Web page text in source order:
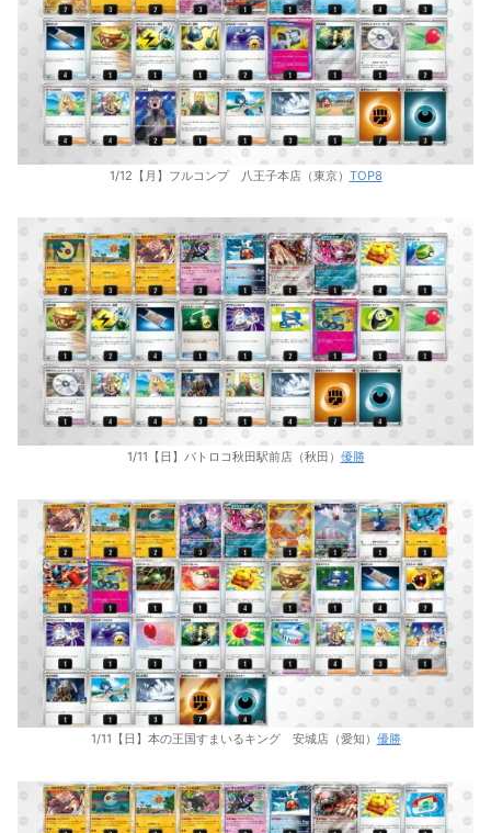
1/12【月】フルコンプ 八王子本店（東京） TOP8
1/11【日】バトロコ秋田駅前店（秋田） 優勝
1/11【日】本の王国すまいるキング 安城店（愛知） 優勝